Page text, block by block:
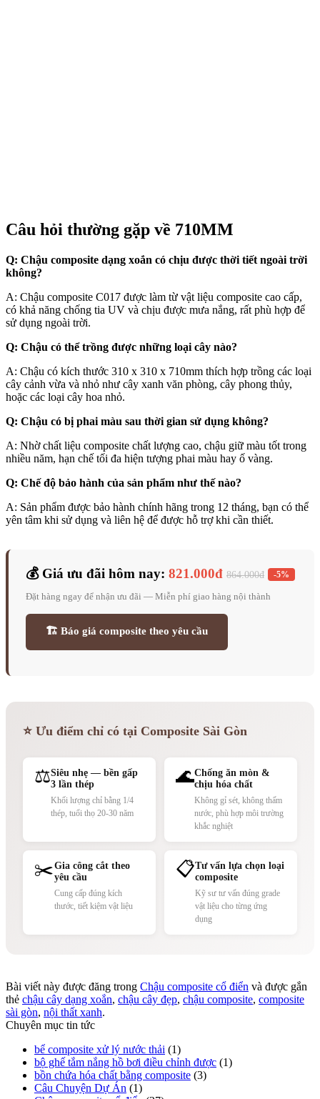
Câu hỏi thường gặp về 710MM
Q: Chậu composite dạng xoắn có chịu được thời tiết ngoài trời
không?
A: Chậu composite C017 được làm từ vật liệu composite cao cấp,
có khả năng chống tia UV và chịu được mưa nắng, rất phù hợp để
sử dụng ngoài trời.
Q: Chậu có thể trồng được những loại cây nào?
A: Chậu có kích thước 310 x 310 x 710mm thích hợp trồng các loại
cây cảnh vừa và nhỏ như cây xanh văn phòng, cây phong thủy,
hoặc các loại cây hoa nhỏ.
Q: Chậu có bị phai màu sau thời gian sử dụng không?
A: Nhờ chất liệu composite chất lượng cao, chậu giữ màu tốt trong
nhiều năm, hạn chế tối đa hiện tượng phai màu hay ố vàng.
Q: Chế độ bảo hành của sản phẩm như thế nào?
A: Sản phẩm được bảo hành chính hãng trong 12 tháng, bạn có thể
yên tâm khi sử dụng và liên hệ để được hỗ trợ khi cần thiết.
💰 Giá ưu đãi hôm nay: 821.000đ 864.000đ -5%
Đặt hàng ngay để nhận ưu đãi — Miễn phí giao hàng nội thành
🏗️ Báo giá composite theo yêu cầu
⭐ Ưu điểm chỉ có tại Composite Sài Gòn
⚖️Siêu nhẹ — bền gấp
3 lần thép
Khối lượng chỉ bằng 1/4
thép, tuổi thọ 20-30 năm
🌊Chống ăn mòn &
chịu hóa chất
Không gỉ sét, không thấm
nước, phù hợp môi trường
khắc nghiệt
✂️Gia công cắt theo
yêu cầu
Cung cấp đúng kích
thước, tiết kiệm vật liệu
📋Tư vấn lựa chọn loại
composite
Kỹ sư tư vấn đúng grade
vật liệu cho từng ứng
dụng
Bài viết này được đăng trong Chậu composite cổ điển và được gắn
thẻ chậu cây dạng xoắn, chậu cây đẹp, chậu composite, composite
sài gòn, nội thất xanh.
Chuyên mục tin tức
bể composite xử lý nước thải (1)
bộ ghế tắm nắng hồ bơi điều chỉnh được (1)
bồn chứa hóa chất bằng composite (3)
Câu Chuyện Dự Án (1)